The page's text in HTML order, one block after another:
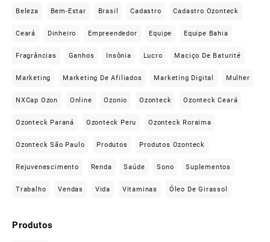
Beleza Bem-Estar Brasil Cadastro Cadastro Ozonteck
Ceará Dinheiro Empreendedor Equipe Equipe Bahia
Fragrâncias Ganhos Insônia Lucro Maciço De Baturité
Marketing Marketing De Afiliados Marketing Digital Mulher
NXCap Ozon Online Ozonio Ozonteck Ozonteck Ceará
Ozonteck Paraná Ozonteck Peru Ozonteck Roraima
Ozonteck São Paulo Produtos Produtos Ozonteck
Rejuvenescimento Renda Saúde Sono Suplementos
Trabalho Vendas Vida Vitaminas Óleo De Girassol
Produtos